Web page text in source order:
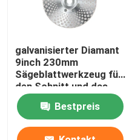
galvanisierter Diamant
9inch 230mm
Sägeblattwerkzeug für
den Schnitt und das
Reiben des Marmors
Bestpreis